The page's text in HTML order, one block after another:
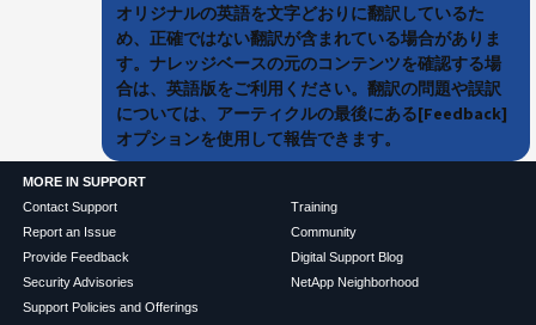
オリジナルの英語を文字どおりに翻訳しているた
め、正確ではない翻訳が含まれている場合がありま
す。ナレッジベースの元のコンテンツを確認する場
合は、英語版をご利用ください。翻訳の問題や誤訳
については、アーティクルの最後にある[Feedback]
オプションを使用して報告できます。
MORE IN SUPPORT
Contact Support
Report an Issue
Provide Feedback
Security Advisories
Support Policies and Offerings
Training
Community
Digital Support Blog
NetApp Neighborhood